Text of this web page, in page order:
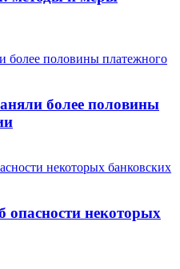
более половины
опасности некоторых